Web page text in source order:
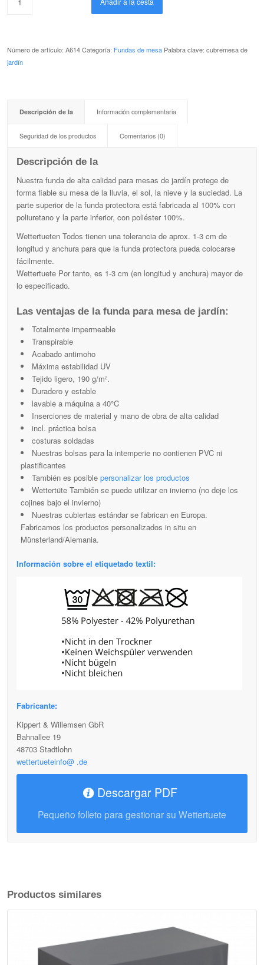
Número de artículo: A614Categoría: Fundas de mesa Palabra clave: cubremesa de
jardín
Descripción de la Información complementaria
Seguridad de los productos Comentarios (0)
Descripción de la
Nuestra funda de alta calidad para mesas de jardín protege de
forma fiable su mesa de la lluvia, el sol, la nieve y la suciedad. La
parte superior de la funda protectora está fabricada al 100% con
poliuretano y la parte inferior, con poliéster 100%.
Wettertueten Todos tienen una tolerancia de aprox. 1-3 cm de
longitud y anchura para que la funda protectora pueda colocarse
fácilmente.
Wettertuete Por tanto, es 1-3 cm (en longitud y anchura) mayor de
lo especificado.
Las ventajas de la funda para mesa de jardín:
Totalmente impermeable
Transpirable
Acabado antimoho
Máxima estabilidad UV
Tejido ligero, 190 g/m².
Duradero y estable
lavable a máquina a 40°C
Inserciones de material y mano de obra de alta calidad
incl. práctica bolsa
costuras soldadas
Nuestras bolsas para la intemperie no contienen PVC ni
plastificantes
También es posible personalizar los productos
Wettertüte También se puede utilizar en invierno (no deje los
cojines bajo el invierno)
Nuestras cubiertas estándar se fabrican en Europa.
Fabricamos los productos personalizados in situ en
Münsterland/Alemania.
Información sobre el etiquetado textil:
Fabricante:
Kippert & Willemsen GbR
Bahnallee 19
48703 Stadtlohn
wettertueteinfo@ .de
Descargar PDF
Pequeño folleto para gestionar su Wettertuete
Productos similares